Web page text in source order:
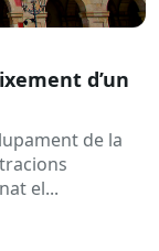
d’un
de la
el...